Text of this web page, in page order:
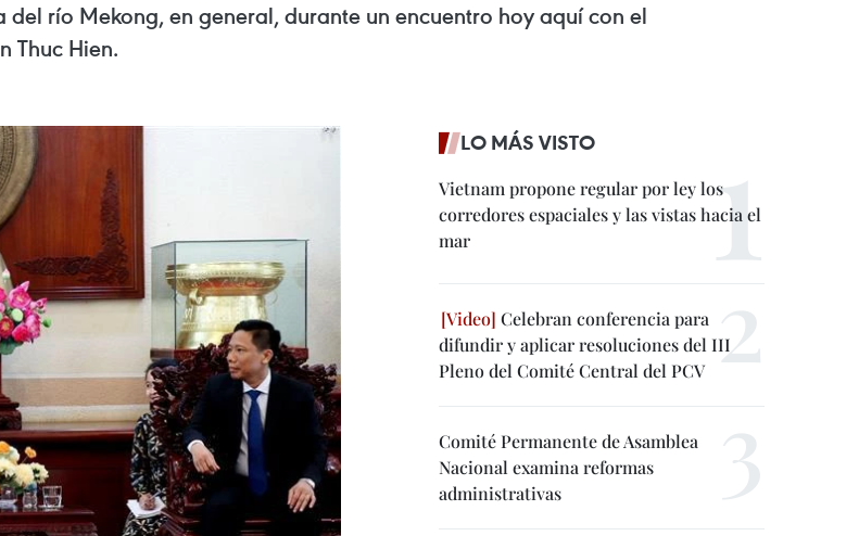
río Mekong, en general, durante un encuentro hoy aquí con el
Thuc Hien.
LO MÁS VISTO
Vietnam propone regular por ley los
corredores espaciales y las vistas hacia el
mar
Celebran conferencia para
difundir y aplicar resoluciones del III
Pleno del Comité Central del PCV
Comité Permanente de Asamblea
Nacional examina reformas
administrativas